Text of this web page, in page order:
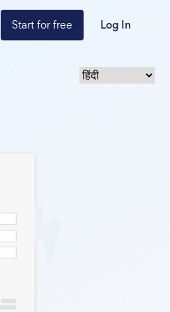
Start for free Log In